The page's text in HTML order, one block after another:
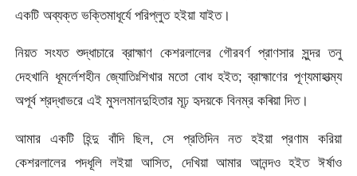
একটি অব্যক্ত ভক্তিমাধূর্যে পরিপ্লুত হইয়া যাইত।
নিয়ত সংযত শুদ্ধাচারে ব্রাহ্মাণ কেশরলালের গৌরবর্ণ প্রাণসার সুন্দর তনু
দেহখানি ধূমর্লেশহীন জ্যোতিঃশিখার মতো বোধ হইত; ব্রাহ্মাণের পূণ্যমাহাত্ম্য
অপূর্ব শ্রদ্ধাভরে এই মুসলমানদুহিতার মূঢ় হৃদয়কে বিনম্র কৰিয়া দিত।
আমার একটি হিন্দু বাঁদি ছিল, সে প্রতিদিন নত হইয়া প্রণাম করিয়া
কেশরলালের পদধূলি লইয়া আসিত, দেখিয়া আমার আনন্দও হইত ঈর্ষাও